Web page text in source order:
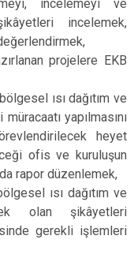
incelemeyi ve
incelemek,
projelere EKB
ısı dağıtım ve
yapılmasını
heyet
ofis ve kuruluşun
rapor düzenlemek,
ısı dağıtım ve
olan şikâyetleri
gerekli işlemleri